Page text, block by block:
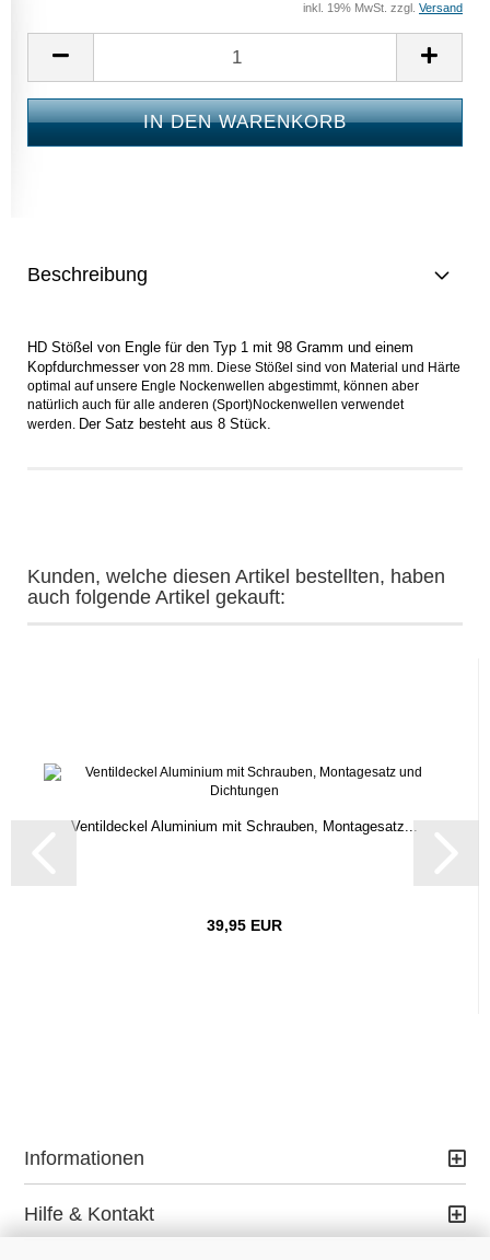
inkl. 19% MwSt. zzgl. Versand
Beschreibung
HD Stößel von Engle für den Typ 1 mit 98 Gramm und einem
Kopfdurchmesser von 28 mm. Diese Stößel sind von Material und Härte
optimal auf unsere Engle Nockenwellen abgestimmt, können aber
natürlich auch für alle anderen (Sport)Nockenwellen verwendet
werden. Der Satz besteht aus 8 Stück.
Kunden, welche diesen Artikel bestellten, haben
auch folgende Artikel gekauft:
Ventildeckel Aluminium mit Schrauben, Montagesatz...
39,95 EUR
Informationen
Hilfe & Kontakt